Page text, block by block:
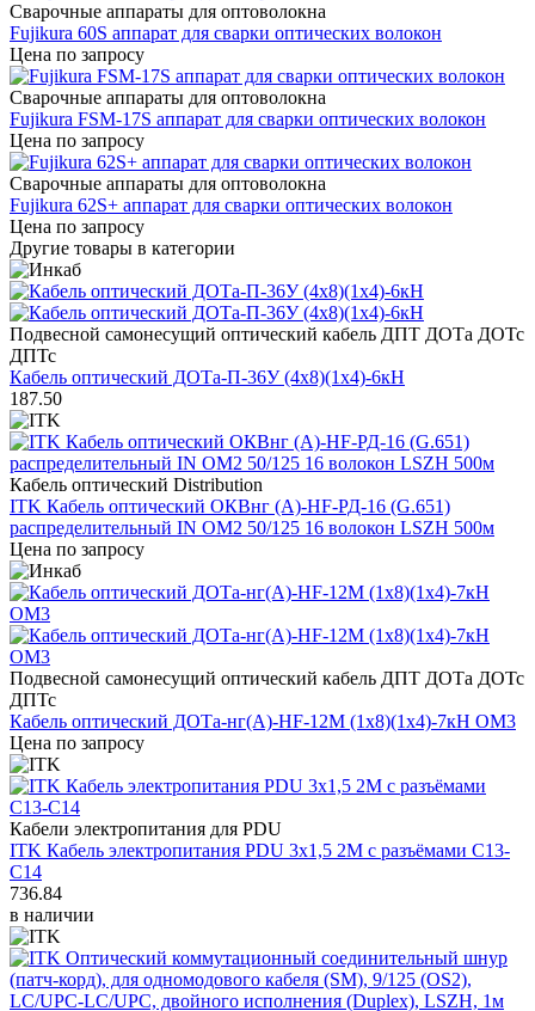
Сварочные аппараты для оптоволокна
Fujikura 60S аппарат для сварки оптических волокон
Цена по запросу
Сварочные аппараты для оптоволокна
Fujikura FSM-17S аппарат для сварки оптических волокон
Цена по запросу
Сварочные аппараты для оптоволокна
Fujikura 62S+ аппарат для сварки оптических волокон
Цена по запросу
Другие товары в категории
Подвесной самонесущий оптический кабель ДПТ ДОТа ДОТс
ДПТс
Кабель оптический ДОТа-П-36У (4х8)(1х4)-6кН
187.50
Кабель оптический Distribution
ITK Кабель оптический ОКВнг (А)-HF-РД-16 (G.651)
распределительный IN OM2 50/125 16 волокон LSZH 500м
Цена по запросу
Подвесной самонесущий оптический кабель ДПТ ДОТа ДОТс
ДПТс
Кабель оптический ДОТа-нг(А)-HF-12М (1х8)(1х4)-7кН ОМ3
Цена по запросу
Кабели электропитания для PDU
ITK Кабель электропитания PDU 3х1,5 2М с разъёмами С13-
C14
736.84
в наличии